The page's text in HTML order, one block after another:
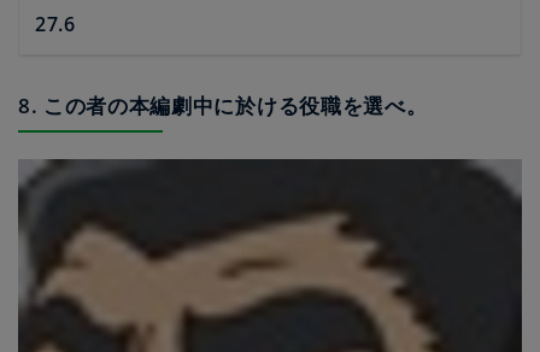
27.6
8. この者の本編劇中に於ける役職を選べ。